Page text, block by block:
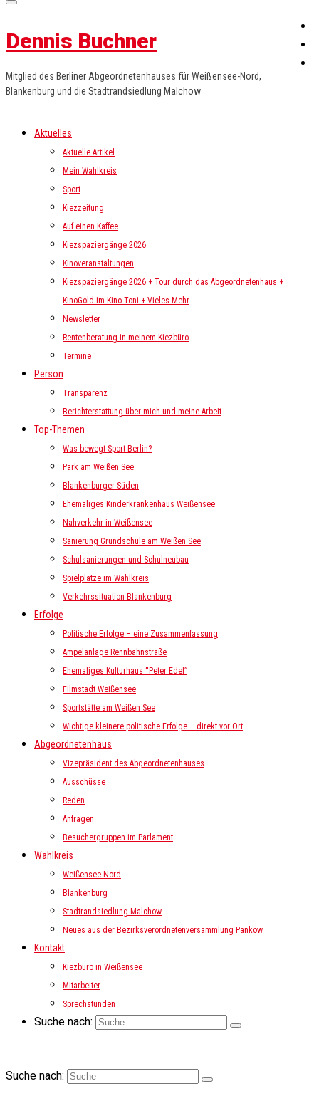
Dennis Buchner
Mitglied des Berliner Abgeordnetenhauses für Weißensee-Nord,
Blankenburg und die Stadtrandsiedlung Malchow
Aktuelles
Aktuelle Artikel
Mein Wahlkreis
Sport
Kiezzeitung
Auf einen Kaffee
Kiezspaziergänge 2026
Kinoveranstaltungen
Kiezspaziergänge 2026 + Tour durch das Abgeordnetenhaus +
KinoGold im Kino Toni + Vieles Mehr
Newsletter
Rentenberatung in meinem Kiezbüro
Termine
Person
Transparenz
Berichterstattung über mich und meine Arbeit
Top-Themen
Was bewegt Sport-Berlin?
Park am Weißen See
Blankenburger Süden
Ehemaliges Kinderkrankenhaus Weißensee
Nahverkehr in Weißensee
Sanierung Grundschule am Weißen See
Schulsanierungen und Schulneubau
Spielplätze im Wahlkreis
Verkehrssituation Blankenburg
Erfolge
Politische Erfolge – eine Zusammenfassung
Ampelanlage Rennbahnstraße
Ehemaliges Kulturhaus “Peter Edel”
Filmstadt Weißensee
Sportstätte am Weißen See
Wichtige kleinere politische Erfolge – direkt vor Ort
Abgeordnetenhaus
Vizepräsident des Abgeordnetenhauses
Ausschüsse
Reden
Anfragen
Besuchergruppen im Parlament
Wahlkreis
Weißensee-Nord
Blankenburg
Stadtrandsiedlung Malchow
Neues aus der Bezirksverordnetenversammlung Pankow
Kontakt
Kiezbüro in Weißensee
Mitarbeiter
Sprechstunden
Suche nach:
Suche nach: